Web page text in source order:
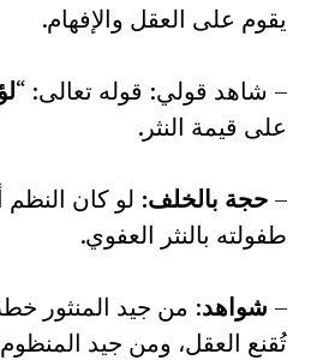
يقوم على العقل والإفهام.
– شاهد قولي: قوله تعالى: “
على قيمة النثر.
– حجة بالخلف: لو كان النظم
طفولته بالنثر العفوي.
– شواهد: من جيد المنثور
تُقنع العقل، ومن جيد